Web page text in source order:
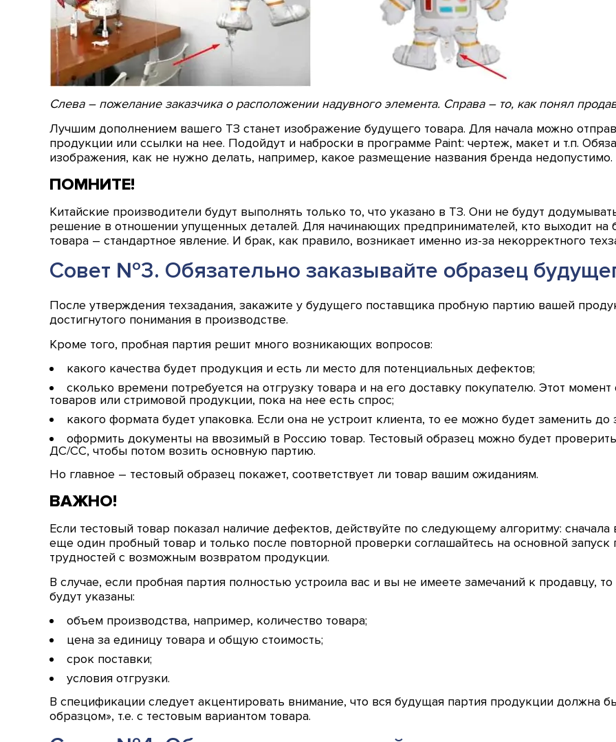
Слева – пожелание заказчика о расположении надувного элемента. Справа – то, как понял
Лучшим дополнением вашего ТЗ станет изображение будущего товара. Для начала можно
продукции или ссылки на нее. Подойдут и наброски в программе Paint: чертеж, макет и т.п.
изображения, как не нужно делать, например, какое размещение названия бренда недопустимо.
ПОМНИТЕ!
Китайские производители будут выполнять только то, что указано в ТЗ. Они не будут
решение в отношении упущенных деталей. Для начинающих предпринимателей, кто выходит на
товара – стандартное явление. И брак, как правило, возникает именно из-за некорректного
Совет №3. Обязательно заказывайте образец
После утверждения техзадания, закажите у будущего поставщика пробную партию вашей
достигнутого понимания в производстве.
Кроме того, пробная партия решит много возникающих вопросов:
какого качества будет продукция и есть ли место для потенциальных дефектов;
сколько времени потребуется на отгрузку товара и на его доставку покупателю. Этот
товаров или стримовой продукции, пока на нее есть спрос;
какого формата будет упаковка. Если она не устроит клиента, то ее можно будет заменить до
оформить документы на ввозимый в Россию товар. Тестовый образец можно будет
ДС/СС, чтобы потом возить основную партию.
Но главное – тестовый образец покажет, соответствует ли товар вашим ожиданиям.
ВАЖНО!
Если тестовый товар показал наличие дефектов, действуйте по следующему алгоритму:
еще один пробный товар и только после повторной проверки соглашайтесь на основной запуск
трудностей с возможным возвратом продукции.
В случае, если пробная партия полностью устроила вас и вы не имеете замечаний к продавцу,
будут указаны:
объем производства, например, количество товара;
цена за единицу товара и общую стоимость;
срок поставки;
условия отгрузки.
В спецификации следует акцентировать внимание, что вся будущая партия продукции должна
образцом», т.е. с тестовым вариантом товара.